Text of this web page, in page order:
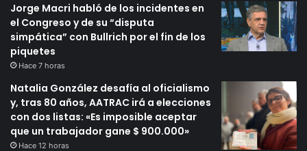
Jorge Macri habló de los incidentes en
el Congreso y de su “disputa
simpática” con Bullrich por el fin de los
piquetes
Hace 7 horas
Natalia González desafía al oficialismo
y, tras 80 años, AATRAC irá a elecciones
con dos listas: «Es imposible aceptar
que un trabajador gane $ 900.000»
Hace 12 horas